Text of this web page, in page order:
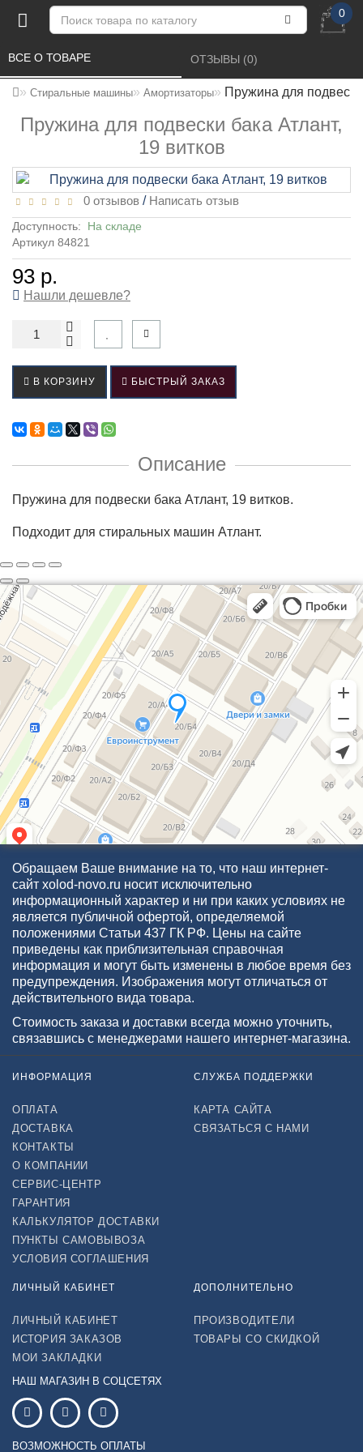
0
Стиральные машины Амортизаторы Пружина для
Пружина для подвески бака Атлант,
19 витков
ВСЕ О ТОВАРЕ ОТЗЫВЫ (0)
0 отзывов / Написать отзыв
Доступность: На складе
Артикул 84821
93 р.
Нашли дешевле?
В КОРЗИНУ БЫСТРЫЙ ЗАКАЗ
Описание
Пружина для подвески бака Атлант, 19 витков.
Подходит для стиральных машин Атлант.
Обращаем Ваше внимание на то, что наш интернет-
сайт xolod-novo.ru носит исключительно
информационный характер и ни при каких условиях не
является публичной офертой, определяемой
положениями Статьи 437 ГК РФ. Цены на сайте
приведены как приблизительная справочная
информация и могут быть изменены в любое время без
предупреждения. Изображения могут отличаться от
действительного вида товара.
Стоимость заказа и доставки всегда можно уточнить,
связавшись с менеджерами нашего интернет-магазина.
ИНФОРМАЦИЯ
ОПЛАТА
ДОСТАВКА
КОНТАКТЫ
О КОМПАНИИ
СЕРВИС-ЦЕНТР
ГАРАНТИЯ
КАЛЬКУЛЯТОР ДОСТАВКИ
ПУНКТЫ САМОВЫВОЗА
УСЛОВИЯ СОГЛАШЕНИЯ
СЛУЖБА ПОДДЕРЖКИ
КАРТА САЙТА
СВЯЗАТЬСЯ С НАМИ
ЛИЧНЫЙ КАБИНЕТ
ЛИЧНЫЙ КАБИНЕТ
ИСТОРИЯ ЗАКАЗОВ
МОИ ЗАКЛАДКИ
ДОПОЛНИТЕЛЬНО
ПРОИЗВОДИТЕЛИ
ТОВАРЫ СО СКИДКОЙ
НАШ МАГАЗИН В СОЦСЕТЯХ
ВОЗМОЖНОСТЬ ОПЛАТЫ